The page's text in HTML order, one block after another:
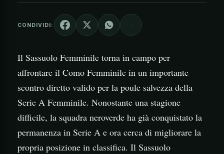
CONDIVIDI:
Il Sassuolo Femminile torna in campo per
affrontare il Como Femminile in un importante
scontro diretto valido per la poule salvezza della
Serie A Femminile. Nonostante una stagione
difficile, la squadra neroverde ha già conquistato la
permanenza in Serie A e ora cerca di migliorare la
propria posizione in classifica. Il Sassuolo